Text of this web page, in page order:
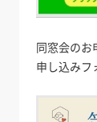
同窓会のお
申し込みフ